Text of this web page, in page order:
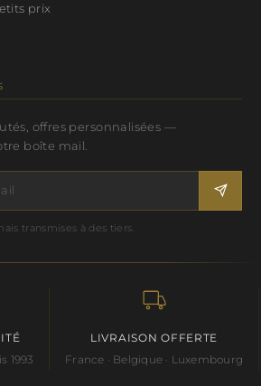
prix
offres personnalisées —
boîte mail.
transmises à des tiers.
1993
LIVRAISON OFFERTE
France · Belgique · Luxembourg